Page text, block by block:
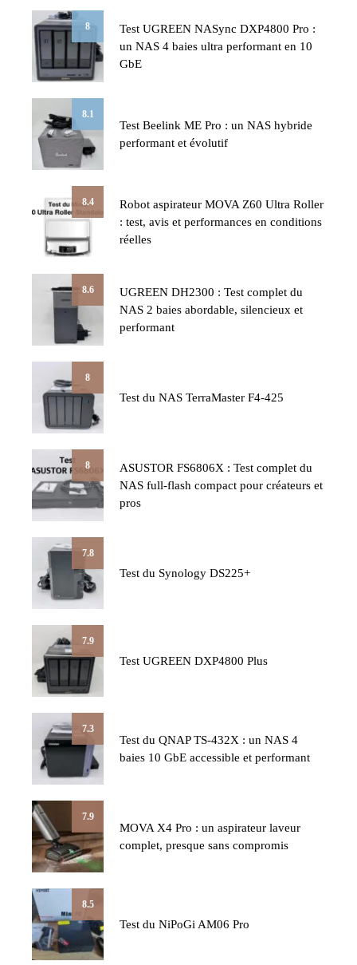
8
Test UGREEN NASync DXP4800 Pro :
un NAS 4 baies ultra performant en 10
GbE
8.1
Test Beelink ME Pro : un NAS hybride
performant et évolutif
8.4
Robot aspirateur MOVA Z60 Ultra Roller
: test, avis et performances en conditions
réelles
8.6
UGREEN DH2300 : Test complet du
NAS 2 baies abordable, silencieux et
performant
8
Test du NAS TerraMaster F4-425
8
ASUSTOR FS6806X : Test complet du
NAS full-flash compact pour créateurs et
pros
7.8
Test du Synology DS225+
7.9
Test UGREEN DXP4800 Plus
7.3
Test du QNAP TS-432X : un NAS 4
baies 10 GbE accessible et performant
7.9
MOVA X4 Pro : un aspirateur laveur
complet, presque sans compromis
8.5
Test du NiPoGi AM06 Pro